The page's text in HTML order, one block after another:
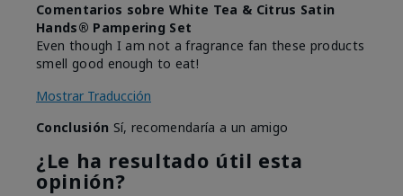
Comentarios sobre White Tea & Citrus Satin
Hands® Pampering Set
Even though I am not a fragrance fan these products
smell good enough to eat!
Mostrar Traducción
Conclusión Sí, recomendaría a un amigo
¿Le ha resultado útil esta
opinión?